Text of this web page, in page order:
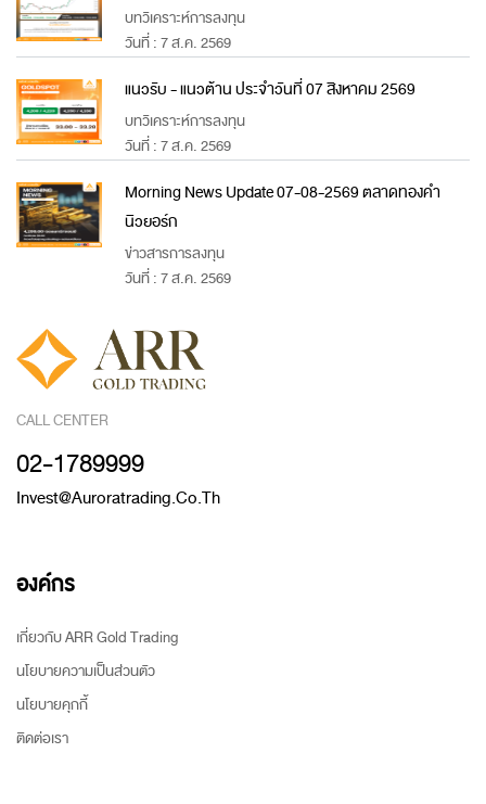
บทวิเคราะห์การลงทุน
วันที่ : 7 ส.ค. 2569
แนวรับ - แนวต้าน ประจำวันที่ 07 สิงหาคม 2569
บทวิเคราะห์การลงทุน
วันที่ : 7 ส.ค. 2569
Morning News Update 07-08-2569 ตลาดทองคำ
นิวยอร์ก
ข่าวสารการลงทุน
วันที่ : 7 ส.ค. 2569
CALL CENTER
02-1789999
Invest@auroratrading.co.th
องค์กร
เกี่ยวกับ ARR Gold Trading
นโยบายความเป็นส่วนตัว
นโยบายคุกกี้
ติดต่อเรา